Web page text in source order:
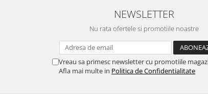
NEWSLETTER
Nu rata ofertele si promotiile noastre
Vreau sa primesc newsletter cu promotiile
Afla mai multe in Politica de Confidentialitate